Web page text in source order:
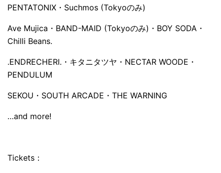
PENTATONIX・Suchmos (Tokyoのみ)
Ave Mujica・BAND-MAID (Tokyoのみ)・BOY SODA・
Chilli Beans.
.ENDRECHERI.・キタニタツヤ・NECTAR WOODE・
PENDULUM
SEKOU・SOUTH ARCADE・THE WARNING
…and more!
Tickets：